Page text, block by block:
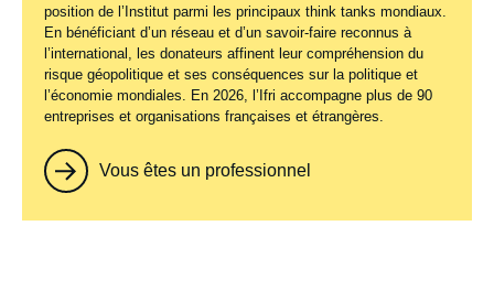
position de l’Institut parmi les principaux think tanks mondiaux.
En bénéficiant d’un réseau et d’un savoir-faire reconnus à
l’international, les donateurs affinent leur compréhension du
risque géopolitique et ses conséquences sur la politique et
l’économie mondiales. En 2026, l’Ifri accompagne plus de 90
entreprises et organisations françaises et étrangères.
Vous êtes un professionnel